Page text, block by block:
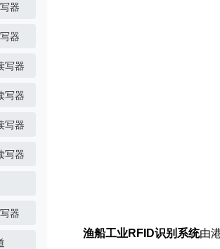
器
器
写器
写器
写器
写器
器
渔船工业RFID识别系统由